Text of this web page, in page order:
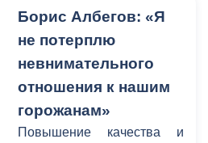
- ул.Церетели -
ул.Димитрова
-ул.Армянская- пр.Мира(
левая сторона)
Также будет
Борис Албегов: «Я
не потерплю
невнимательного
отношения к нашим
горожанам»
Повышение качества и